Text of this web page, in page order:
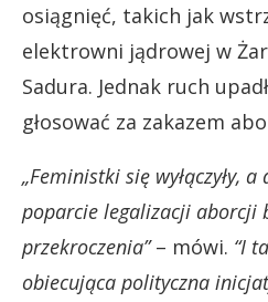
osiągnięć, takich jak
elektrowni jądrowej w
Sadura. Jednak ruch
głosować za zakazem
„Feministki się wyłączyły,
poparcie legalizacji aborcji
przekroczenia”– mówi. “I
obiecująca polityczna